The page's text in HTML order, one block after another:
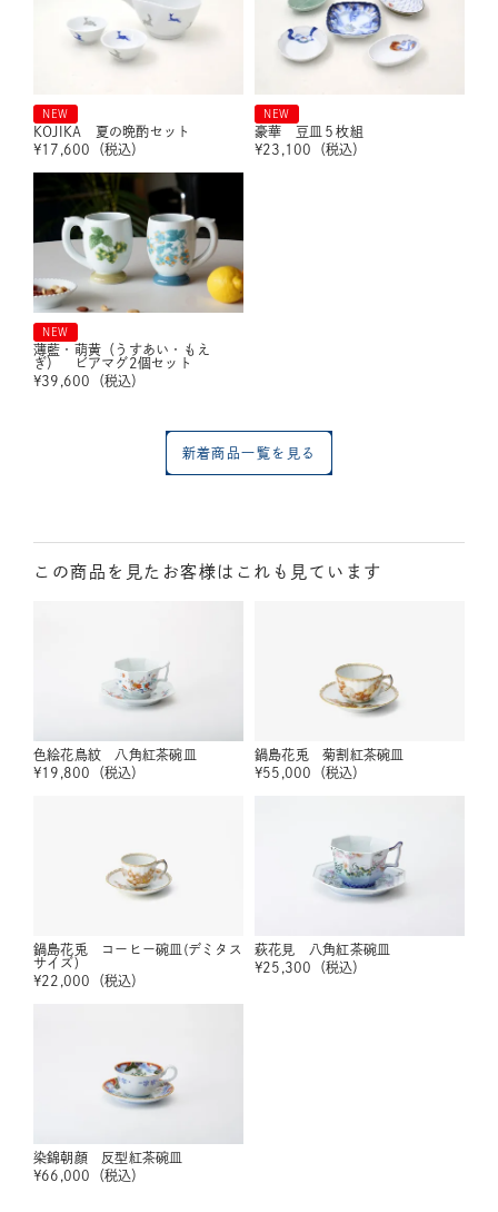
NEW
KOJIKA 夏の晩酌セット
¥17,600 （税込）
NEW
豪華 豆皿５枚組
¥23,100 （税込）
NEW
薄藍・萌黄（うすあい・もえ
ぎ） ビアマグ2個セット
¥39,600 （税込）
新着商品一覧を見る
この商品を見たお客様はこれも見ています
色絵花鳥紋 八角紅茶碗皿
¥19,800 （税込）
鍋島花兎 菊割紅茶碗皿
¥55,000 （税込）
鍋島花兎 コーヒー碗皿(デミタス
サイズ)
¥22,000 （税込）
萩花見 八角紅茶碗皿
¥25,300 （税込）
染錦朝顔 反型紅茶碗皿
¥66,000 （税込）